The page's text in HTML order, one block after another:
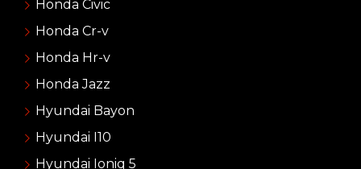
Honda Civic
Honda Cr-v
Honda Hr-v
Honda Jazz
Hyundai Bayon
Hyundai I10
Hyundai Ioniq 5